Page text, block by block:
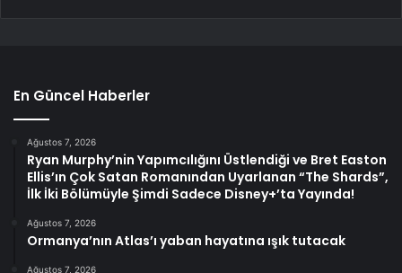
En Güncel Haberler
Ağustos 7, 2026
Ryan Murphy’nin Yapımcılığını Üstlendiği ve Bret Easton
Ellis’ın Çok Satan Romanından Uyarlanan “The Shards”,
İlk İki Bölümüyle Şimdi Sadece Disney+’ta Yayında!
Ağustos 7, 2026
Ormanya’nın Atlas’ı yaban hayatına ışık tutacak
Ağustos 7, 2026